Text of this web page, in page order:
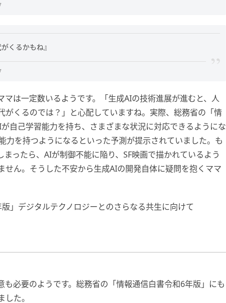
くるかもね』
は一定数いるようです。「生成AIの技術進展が進むと、人
がくるのでは？」と心配していますね。実際、総務省の「情
自己学習能力を持ち、さまざまな状況に対応できるようにな
力を持つようになるといった予測が提示されていました。も
ったら、AIが制御不能に陥り、SF映画で描かれているよう
せん。そうした不安から生成AIの開発自体に疑問を抱くママ
」デジタルテクノロジーとのさらなる共生に向けて
必要のようです。総務省の「情報通信白書令和6年版」にも
た。